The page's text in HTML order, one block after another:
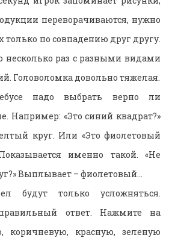
переворачиваются, нужно
только по совпадению друг другу.
несколько раз с разными видами
Головоломка довольно тяжелая.
надо выбрать верно ли
Например: «Это синий квадрат?»
круг. Или «Это фиолетовый
именно такой. «Не
Выплывает – фиолетовый…
будут только усложняться.
ответ. Нажмите на
коричневую, красную, зеленую